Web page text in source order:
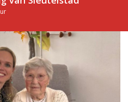
1 van 0